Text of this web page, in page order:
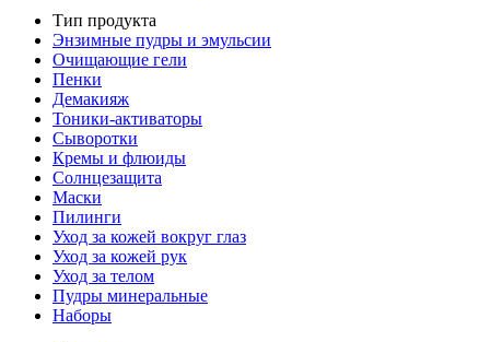
Тип продукта
Энзимные пудры и эмульсии
Очищающие гели
Пенки
Демакияж
Тоники-активаторы
Сыворотки
Кремы и флюиды
Солнцезащита
Маски
Пилинги
Уход за кожей вокруг глаз
Уход за кожей рук
Уход за телом
Пудры минеральные
Наборы